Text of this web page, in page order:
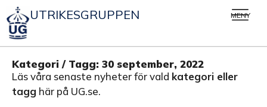
UTRIKESGRUPPEN MENY
Kategori / Tagg: 30 september, 2022
Läs våra senaste nyheter för vald kategori eller
tagg här på UG.se.